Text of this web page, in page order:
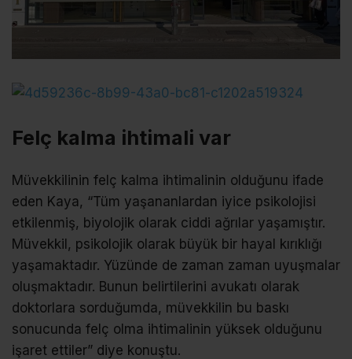
Felç kalma ihtimali var
Müvekkilinin felç kalma ihtimalinin olduğunu ifade
eden Kaya, “Tüm yaşananlardan iyice psikolojisi
etkilenmiş, biyolojik olarak ciddi ağrılar yaşamıştır.
Müvekkil, psikolojik olarak büyük bir hayal kırıklığı
yaşamaktadır. Yüzünde de zaman zaman uyuşmalar
oluşmaktadır. Bunun belirtilerini avukatı olarak
doktorlara sorduğumda, müvekkilin bu baskı
sonucunda felç olma ihtimalinin yüksek olduğunu
işaret ettiler” diye konuştu.